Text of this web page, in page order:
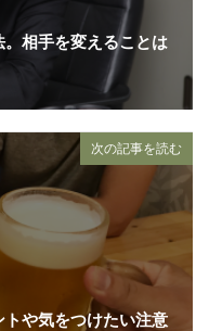
相手を変えることは
次の記事を読む
や気をつけたい注意